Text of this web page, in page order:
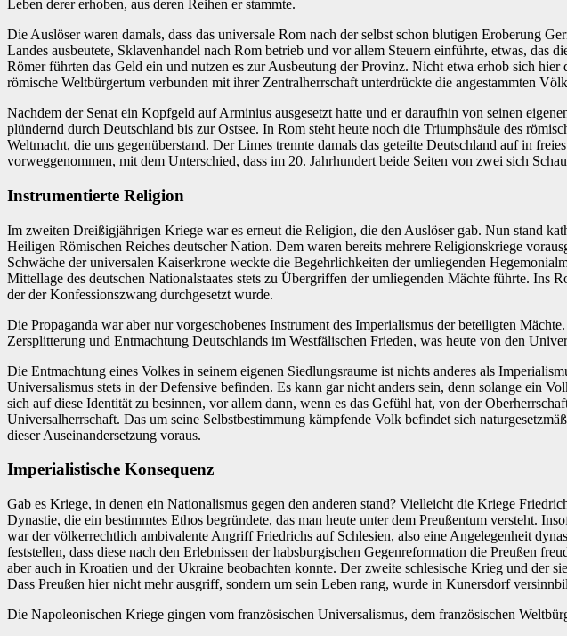
Leben derer erhoben, aus deren Reihen er stammte.
Die Auslöser waren damals, dass das universale Rom nach der selbst schon blutigen Eroberung
Landes ausbeutete, Sklavenhandel nach Rom betrieb und vor allem Steuern einführte, etwas, das
Römer führten das Geld ein und nutzen es zur Ausbeutung der Provinz. Nicht etwa erhob sich
römische Weltbürgertum verbunden mit ihrer Zentralherrschaft unterdrückte die angestammten
Nachdem der Senat ein Kopfgeld auf Arminius ausgesetzt hatte und er daraufhin von seinen
plündernd durch Deutschland bis zur Ostsee. In Rom steht heute noch die Triumphsäule des
Weltmacht, die uns gegenüberstand. Der Limes trennte damals das geteilte Deutschland auf in
vorweggenommen, mit dem Unterschied, dass im 20. Jahrhundert beide Seiten von zwei sich
Instrumentierte Religion
Im zweiten Dreißigjährigen Kriege war es erneut die Religion, die den Auslöser gab. Nun stand
Heiligen Römischen Reiches deutscher Nation. Dem waren bereits mehrere Religionskriege
Schwäche der universalen Kaiserkrone weckte die Begehrlichkeiten der umliegenden
Mittellage des deutschen Nationalstaates stets zu Übergriffen der umliegenden Mächte führte.
der der Konfessionszwang durchgesetzt wurde.
Die Propaganda war aber nur vorgeschobenes Instrument des Imperialismus der beteiligten
Zersplitterung und Entmachtung Deutschlands im Westfälischen Frieden, was heute von den
Die Entmachtung eines Volkes in seinem eigenen Siedlungsraume ist nichts anderes als
Universalismus stets in der Defensive befinden. Es kann gar nicht anders sein, denn solange ein
sich auf diese Identität zu besinnen, vor allem dann, wenn es das Gefühl hat, von der
Universalherrschaft. Das um seine Selbstbestimmung kämpfende Volk befindet sich
dieser Auseinandersetzung voraus.
Imperialistische Konsequenz
Gab es Kriege, in denen ein Nationalismus gegen den anderen stand? Vielleicht die Kriege
Dynastie, die ein bestimmtes Ethos begründete, das man heute unter dem Preußentum versteht.
war der völkerrechtlich ambivalente Angriff Friedrichs auf Schlesien, also eine Angelegenheit
feststellen, dass diese nach den Erlebnissen der habsburgischen Gegenreformation die Preußen
aber auch in Kroatien und der Ukraine beobachten konnte. Der zweite schlesische Krieg und der
Dass Preußen hier nicht mehr ausgriff, sondern um sein Leben rang, wurde in Kunersdorf
Die Napoleonischen Kriege gingen vom französischen Universalismus, dem französischen